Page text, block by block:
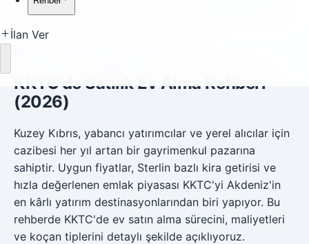
İlan Ver
Bu rehberden sonraki adım, ilgili ilan, araç veya FAQ
KKTC'de Satılık Ev Alma Rehberi
(2026)
Kuzey Kıbrıs, yabancı yatırımcılar ve yerel alıcılar için
cazibesi her yıl artan bir gayrimenkul pazarına
sahiptir. Uygun fiyatlar, Sterlin bazlı kira getirisi ve
hızla değerlenen emlak piyasası KKTC'yi Akdeniz'in
en kârlı yatırım destinasyonlarından biri yapıyor. Bu
rehberde KKTC'de ev satın alma sürecini, maliyetleri
ve koçan tiplerini detaylı şekilde açıklıyoruz.